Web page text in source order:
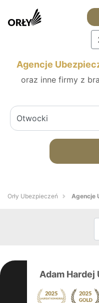
Agencje
oraz inne firmy z
Orły Ubezpieczeń Agencje
Adam